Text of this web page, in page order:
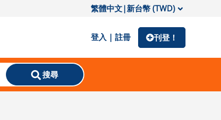
繁體中文|新台幣 (TWD)
登入 | 註冊 刊登！
搜尋